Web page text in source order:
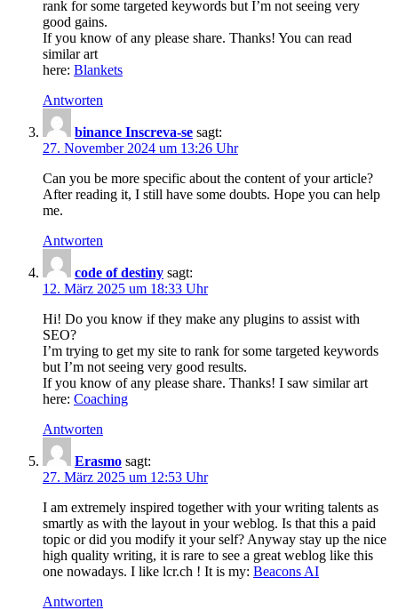
rank for some targeted keywords but I’m not seeing very
good gains.
If you know of any please share. Thanks! You can read
similar art
here: Blankets
Antworten
binance Inscreva-se sagt:
27. November 2024 um 13:26 Uhr
Can you be more specific about the content of your article?
After reading it, I still have some doubts. Hope you can help
me.
Antworten
code of destiny sagt:
12. März 2025 um 18:33 Uhr
Hi! Do you know if they make any plugins to assist with
SEO?
I’m trying to get my site to rank for some targeted keywords
but I’m not seeing very good results.
If you know of any please share. Thanks! I saw similar art
here: Coaching
Antworten
Erasmo sagt:
27. März 2025 um 12:53 Uhr
I am extremely inspired together with your writing talents as
smartly as with the layout in your weblog. Is that this a paid
topic or did you modify it your self? Anyway stay up the nice
high quality writing, it is rare to see a great weblog like this
one nowadays. I like lcr.ch ! It is my: Beacons AI
Antworten